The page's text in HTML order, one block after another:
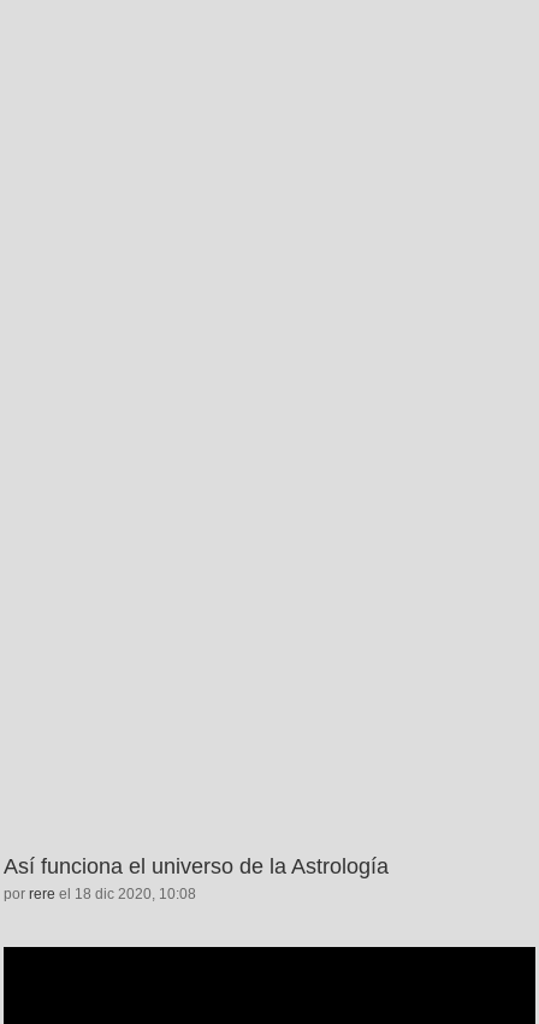
Así funciona el universo de la Astrología
por rere el 18 dic 2020, 10:08